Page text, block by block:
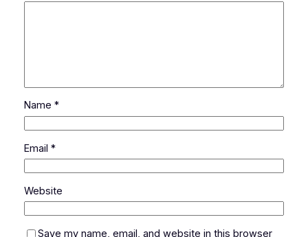
Name *
Email *
Website
Save my name, email, and website in this browser